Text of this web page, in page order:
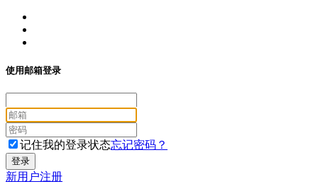
使用邮箱登录
记住我的登录状态忘记密码？
新用户注册